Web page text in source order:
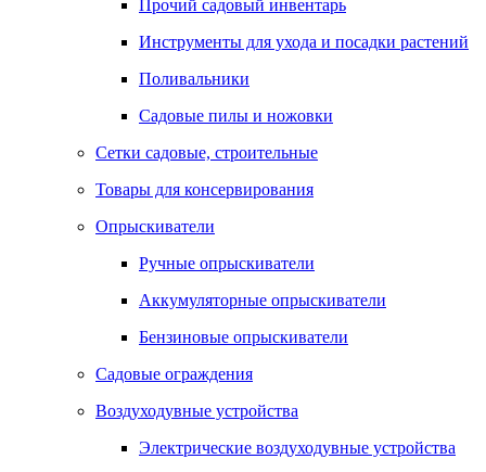
Прочий садовый инвентарь
Инструменты для ухода и посадки растений
Поливальники
Садовые пилы и ножовки
Сетки садовые, строительные
Товары для консервирования
Опрыскиватели
Ручные опрыскиватели
Аккумуляторные опрыскиватели
Бензиновые опрыскиватели
Садовые ограждения
Воздуходувные устройства
Электрические воздуходувные устройства